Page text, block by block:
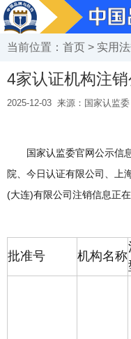
当前位置： 首页 > 实用
4家认证机构注
2025-12-03 来源：国家认监委
国家认监委官网公示信息
院、今日认证有限公司、上
(大连)有限公司注销信息正
批准号 机构名称